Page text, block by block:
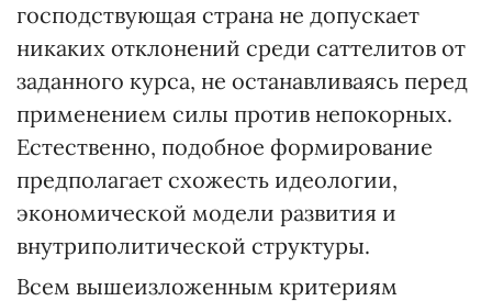
господствующая страна не допускает
никаких отклонений среди саттелитов от
заданного курса, не останавливаясь перед
применением силы против непокорных.
Естественно, подобное формирование
предполагает схожесть идеологии,
экономической модели развития и
внутриполитической структуры.
Всем вышеизложенным критериям